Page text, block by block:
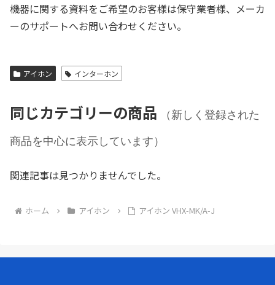
機器に関する資料をご希望のお客様は保守業者様、メーカ
ーのサポートへお問い合わせください。
アイホン インターホン
同じカテゴリーの商品
（新しく登録された
商品を中心に表示しています）
関連記事は見つかりませんでした。
ホーム アイホン アイホン VHX-MK/A-J